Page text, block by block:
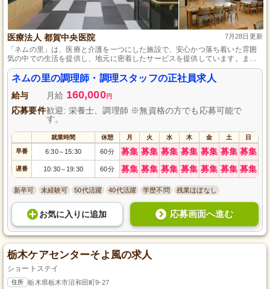
医療法人 都賀中央医院 7月28日更新
「ネムの里」は、医療と介護を一つにした施設で、安心かつ落ち着いた雰囲
気の中での生活を提供し、地元に密着したサービスを提供しています。ま
た、立地も良好で周囲は静かな田園地帯に囲まれています。
ネムの里の調理師・調理スタッフの正社員求人
給与 月給 160,000円
応募要件歓迎: 栄養士、調理師 ※無資格の方でも応募可能で
す。
就業時間 休憩 月 火 水 木 金 土 日
早番 6:30～ 15:30 60分 募集 募集 募集 募集 募集 募集 募集
遅番 10:30～ 19:30 60分 募集 募集 募集 募集 募集 募集 募集
新卒可 未経験可 50代活躍 40代活躍 学歴不問 残業ほぼなし
お気に入り に追加 応募画面へ進む
栃木ケアセンターそよ風の求人
ショートステイ
住所 栃木県栃木市沼和田町9-27